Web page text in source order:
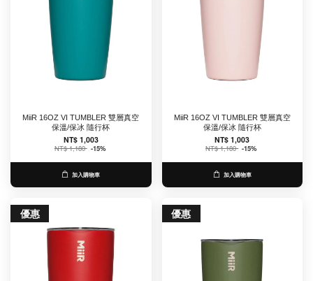
MiiR 16OZ VI TUMBLER 雙層真空
保溫/保冰 隨行杯
NT$ 1,003
NT$ 1,180 -15%
加入購物車
MiiR 16OZ VI TUMBLER 雙層真空
保溫/保冰 隨行杯
NT$ 1,003
NT$ 1,180 -15%
加入購物車
優惠 優惠